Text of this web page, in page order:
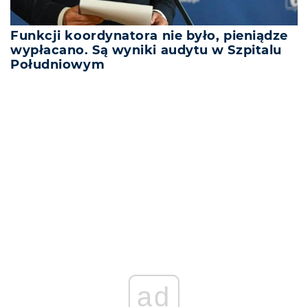
Funkcji koordynatora nie było, pieniądze
wypłacano. Są wyniki audytu w Szpitalu
Południowym